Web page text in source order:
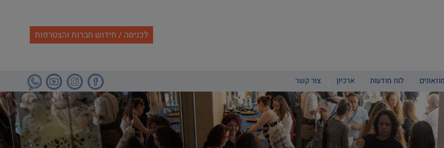
לכניסה / חידוש חברות והצטרפות
לוח מודעות ארכיון צור קשר